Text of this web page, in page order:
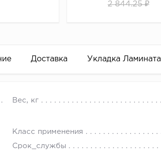
2 844.25 ₽
Доставка Укладка Ламината
Вес, кг
Класс применения
Срок_службы
четырехсторонней фаской.